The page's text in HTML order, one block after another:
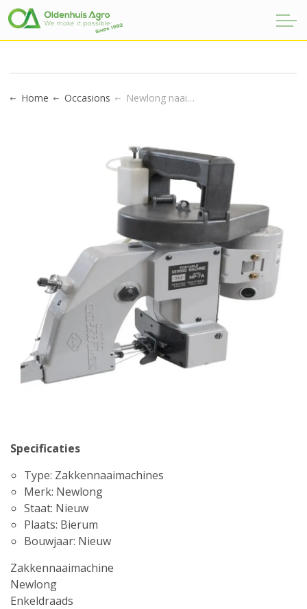
NEWLONG NAAIMACHINE
Home Occasions Newlong naaimachine
Specificaties
Type: Zakkennaaimachines
Merk: Newlong
Staat: Nieuw
Plaats: Bierum
Bouwjaar: Nieuw
Zakkennaaimachine
Newlong
Enkeldraads